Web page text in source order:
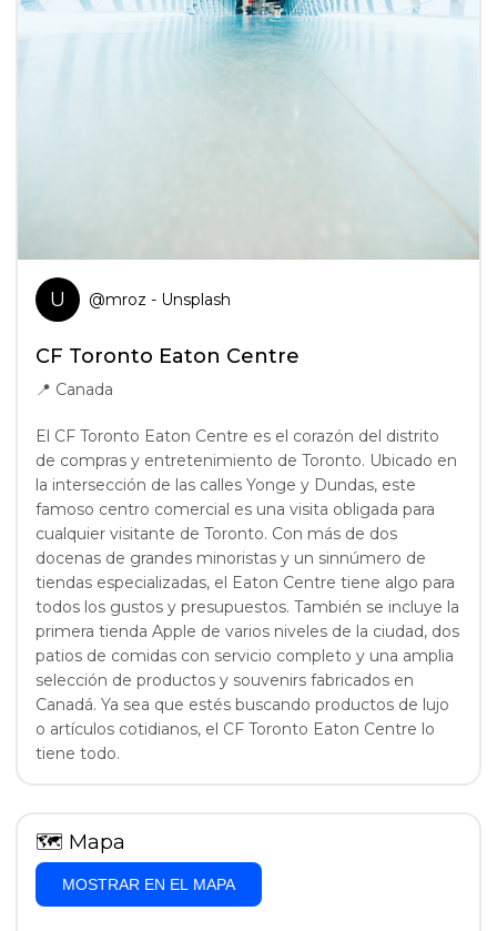
U @mroz - Unsplash
CF Toronto Eaton Centre
📍 Canada
El CF Toronto Eaton Centre es el corazón del distrito
de compras y entretenimiento de Toronto. Ubicado en
la intersección de las calles Yonge y Dundas, este
famoso centro comercial es una visita obligada para
cualquier visitante de Toronto. Con más de dos
docenas de grandes minoristas y un sinnúmero de
tiendas especializadas, el Eaton Centre tiene algo para
todos los gustos y presupuestos. También se incluye la
primera tienda Apple de varios niveles de la ciudad, dos
patios de comidas con servicio completo y una amplia
selección de productos y souvenirs fabricados en
Canadá. Ya sea que estés buscando productos de lujo
o artículos cotidianos, el CF Toronto Eaton Centre lo
tiene todo.
🗺 Mapa
MOSTRAR EN EL MAPA